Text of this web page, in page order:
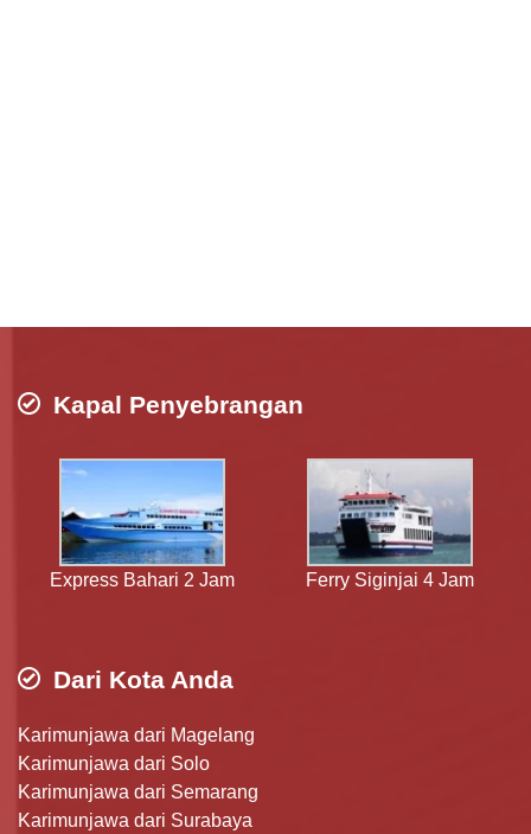
Kapal Penyebrangan
Express Bahari 2 Jam Ferry Siginjai 4 Jam
Dari Kota Anda
Karimunjawa dari Magelang
Karimunjawa dari Solo
Karimunjawa dari Semarang
Karimunjawa dari Surabaya